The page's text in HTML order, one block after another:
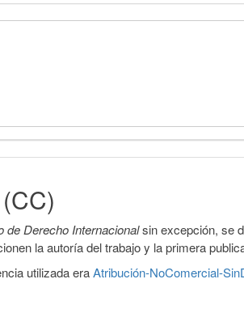
de Derecho Internacionalsin excepción, se
la autoría del trabajo y la primera
utilizada eraAtribución-NoComercial-